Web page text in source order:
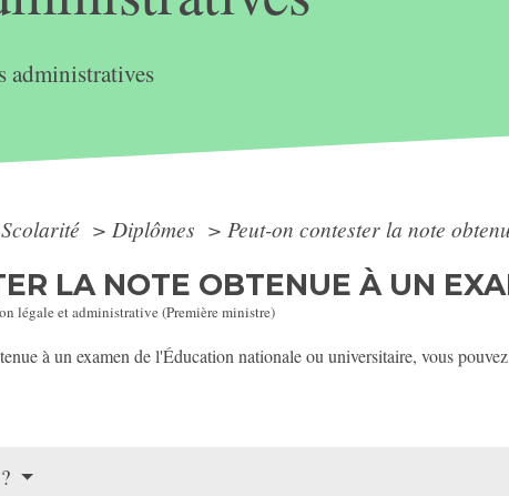
administratives
> Diplômes > Peut-on contester la note
LA NOTE OBTENUE À UN
légale et administrative (Première ministre)
à un examen de l'Éducation nationale ou universitaire, vous